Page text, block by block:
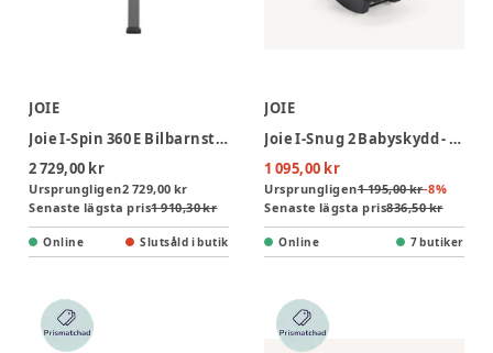
JOIE
Joie I-Spin 360 E Bilbarnstol - Shale
2 729,00 kr
Ursprungligen2 729,00 kr
Senaste lägsta pris1 910,30 kr
Online Slutsåld i butik
JOIE
Joie I-Snug 2 Babyskydd - Raven
1 095,00 kr
Ursprungligen1 195,00 kr-8%
Senaste lägsta pris836,50 kr
Online 7 butiker